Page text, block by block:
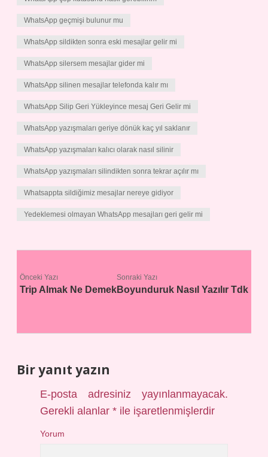
WhatsApp geçmişi bulunur mu
WhatsApp sildikten sonra eski mesajlar gelir mi
WhatsApp silersem mesajlar gider mi
WhatsApp silinen mesajlar telefonda kalır mı
WhatsApp Silip Geri Yükleyince mesaj Geri Gelir mi
WhatsApp yazışmaları geriye dönük kaç yıl saklanır
WhatsApp yazışmaları kalıcı olarak nasıl silinir
WhatsApp yazışmaları silindikten sonra tekrar açılır mı
Whatsappta sildiğimiz mesajlar nereye gidiyor
Yedeklemesi olmayan WhatsApp mesajları geri gelir mi
Önceki Yazı
Trip Almak Ne Demek
Sonraki Yazı
Boyunduruk Nasıl Yazılır Tdk
Bir yanıt yazın
E-posta adresiniz yayınlanmayacak.
Gerekli alanlar* ile işaretlenmişlerdir
Yorum